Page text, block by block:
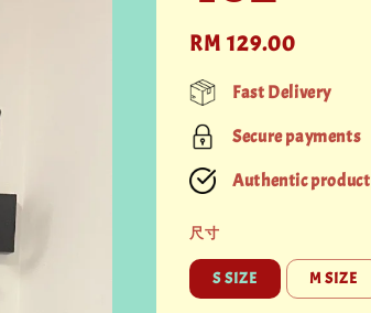
Regular
price
RM 129.00
Fast Delivery
Secure payments
Authentic product
尺寸
S SIZE M SIZE